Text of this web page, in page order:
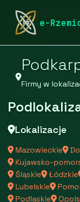
e-
rymarstwo-
Firmy w
Lokalizacje
Mazowieckie
Kujawsko-
Śląskie
Łódzkie
Lubelskie
Podlaskie